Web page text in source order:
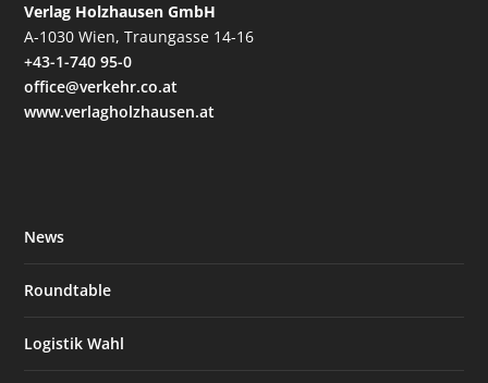
Verlag Holzhausen GmbH
A-1030 Wien, Traungasse 14-16
+43-1-740 95-0
office@verkehr.co.at
www.verlagholzhausen.at
News
Roundtable
Logistik Wahl